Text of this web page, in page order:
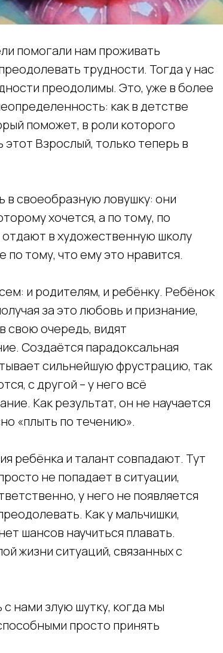
помогали нам проживать
трудности. Тогда у нас
преодолимы. Это, уже в более
как в детстве
поможет, в роли которого
этот Взрослый, только теперь в
в своеобразную ловушку: они
хочется, а по тому, по
в художественную школу
по тому, что ему это нравится.
и родителям, и ребёнку. Ребёнок
за это любовь и признание,
свою очередь, видят
Создаётся парадоксальная
сильнейшую фрустрацию, так
с другой – у него всё
Как результат, он не научается
«плыть по течению».
ребёнка и талант совпадают. Тут
не попадает в ситуации,
у него не появляется
Как у мальчишки,
шансов научиться плавать.
жизни ситуаций, связанных с
нами злую шутку, когда мы
просто принять